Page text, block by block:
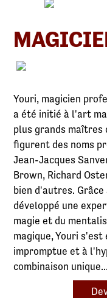
Youri, magicien
a été initié à l'art
plus grands maîtres
figurent des noms
Jean-Jacques
Brown, Richard
bien d'autres. Grâce
développé une
magie et du
magique, Youri
impromptue et à
combinaison unique...